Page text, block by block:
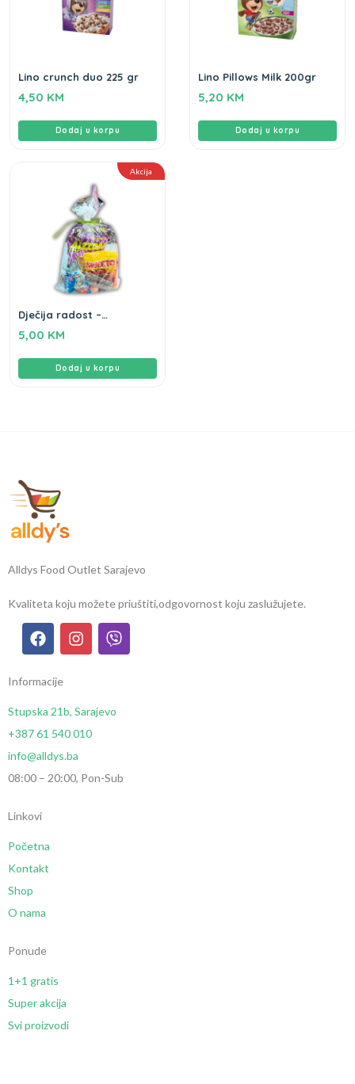
Lino crunch duo 225 gr
4,50 KM
Dodaj u korpu
Lino Pillows Milk 200gr
5,20 KM
Dodaj u korpu
Akcija
Dječija radost –
5,00 KM
Dodaj u korpu
Alldys Food Outlet Sarajevo
Kvaliteta koju možete priuštiti,odgovornost koju zaslužujete.
Informacije
Stupska 21b, Sarajevo
+387 61 540 010
info@alldys.ba
08:00 – 20:00, Pon-Sub
Linkovi
Početna
Kontakt
Shop
O nama
Ponude
1+1 gratis
Super akcija
Svi proizvodi